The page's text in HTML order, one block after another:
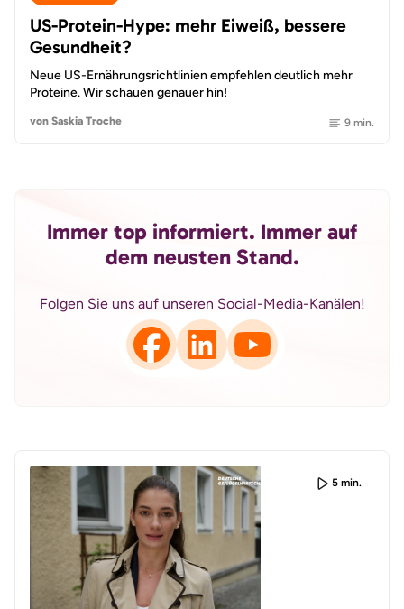
US-Protein-Hype: mehr Eiweiß, bessere
Gesundheit?
Neue US-Ernährungsrichtlinien empfehlen deutlich mehr
Proteine. Wir schauen genauer hin!
von Saskia Troche 9 min.
Immer top informiert. Immer auf
dem neusten Stand.
Folgen Sie uns auf unseren Social-Media-Kanälen!
5 min.